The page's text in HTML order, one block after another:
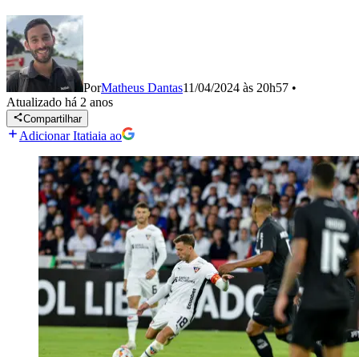
PorMatheus Dantas11/04/2024 às 20h57 •
Atualizado há 2 anos
Compartilhar
Adicionar Itatiaia ao